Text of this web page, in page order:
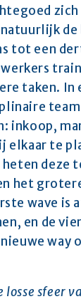
de
tot een
taken.
inkoop,
elkaar te
deze
het
wave
en de
losse